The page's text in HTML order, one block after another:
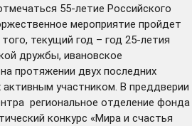
55-летие Российского
мероприятие пройдет
текущий год – год 25-летия
дружбы, ивановское
протяжении двух последних
активным участником. В преддверии
региональное отделение фонда
конкурс «Мира и счастья